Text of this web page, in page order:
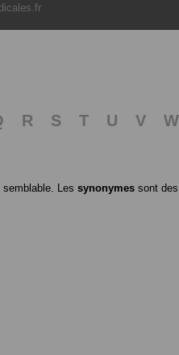
R S T U V W
Les synonymes sont des